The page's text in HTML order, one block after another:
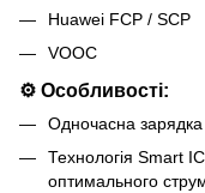
Huawei FCP / SCP
VOOC
⚙️ Особливості:
Одночасна зарядка
Технологія Smart
оптимального